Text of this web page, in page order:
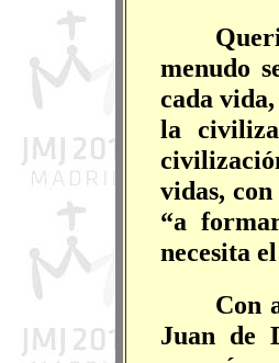
menudo
cada
la
vidas,
“a
necesita
Con
Juan de